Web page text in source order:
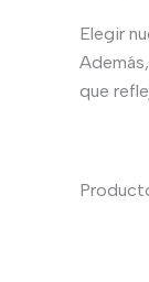
Elegir
que